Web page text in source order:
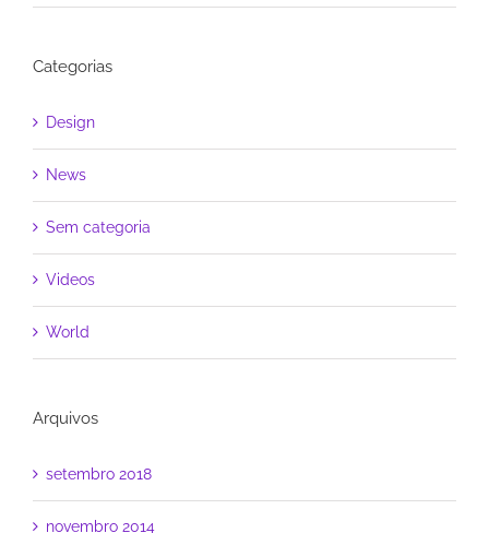
Categorias
Design
News
Sem categoria
Videos
World
Arquivos
setembro 2018
novembro 2014